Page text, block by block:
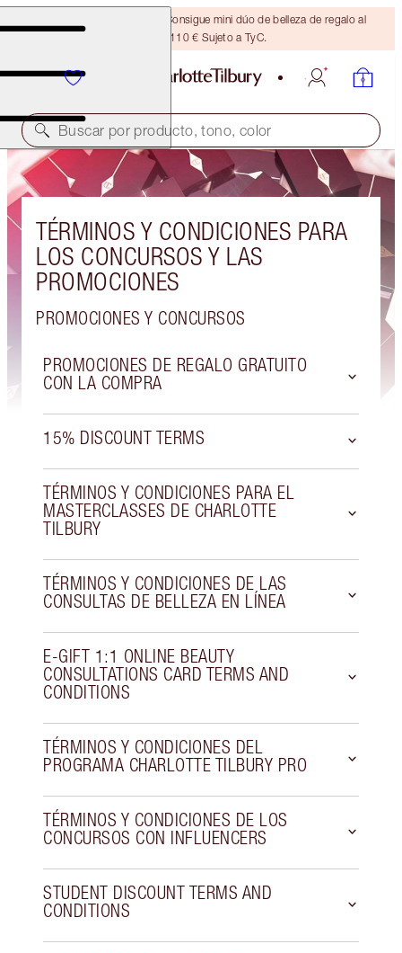
¡ÚLTIMA OPORTUNIDAD! Consigue mini dúo de belleza de regalo al
gastar 110 € Sujeto a TyC.
Buscar por producto, tono, color
TÉRMINOS Y CONDICIONES PARA
LOS CONCURSOS Y LAS
PROMOCIONES
PROMOCIONES Y CONCURSOS
PROMOCIONES DE REGALO GRATUITO
CON LA COMPRA
15% DISCOUNT TERMS
TÉRMINOS Y CONDICIONES PARA EL
MASTERCLASSES DE CHARLOTTE
TILBURY
TÉRMINOS Y CONDICIONES DE LAS
CONSULTAS DE BELLEZA EN LÍNEA
E-GIFT 1:1 ONLINE BEAUTY
CONSULTATIONS CARD TERMS AND
CONDITIONS
TÉRMINOS Y CONDICIONES DEL
PROGRAMA CHARLOTTE TILBURY PRO
TÉRMINOS Y CONDICIONES DE LOS
CONCURSOS CON INFLUENCERS
STUDENT DISCOUNT TERMS AND
CONDITIONS